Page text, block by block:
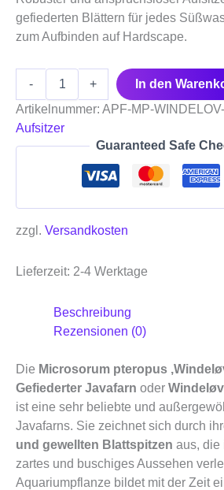
gefiederten Blättern für jedes
zum Aufbinden auf Hardscape.
- +
In den
Artikelnummer: APF-MP-
Aufsitzer
Guaranteed Safe
zzgl. Versandkosten
Lieferzeit: 2-4 Werktage
Beschreibung
Rezensionen (0)
Die Microsorum pteropus
Gefiederter Javafarn oder
ist eine sehr beliebte und
Javafarns. Sie zeichnet sich durch
und gewellten Blattspitzen aus, die
zartes und buschiges Aussehen
Aquariumpflanze bildet mit der Zeit